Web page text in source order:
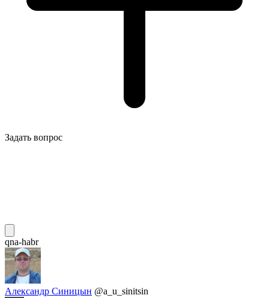
Задать вопрос
qna-habr
Александр Синицын @a_u_sinitsin